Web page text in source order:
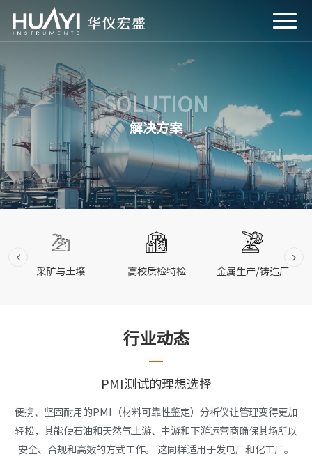
SOLUTION
解决方案
采矿与土壤 高校质检特检 金属生产/铸造厂
行业动态
PMI测试的理想选择
便携、坚固耐用的PMI（材料可靠性鉴定）分析仪让管理变得更加
轻松，其能使石油和天然气上游、中游和下游运营商确保其场所以
安全、合规和高效的方式工作。 这同样适用于发电厂和化工厂。